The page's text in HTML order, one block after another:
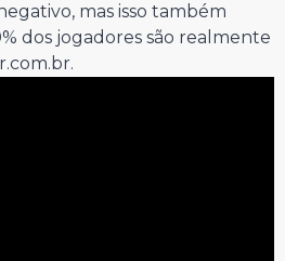
mas isso também
dos jogadores são realmente